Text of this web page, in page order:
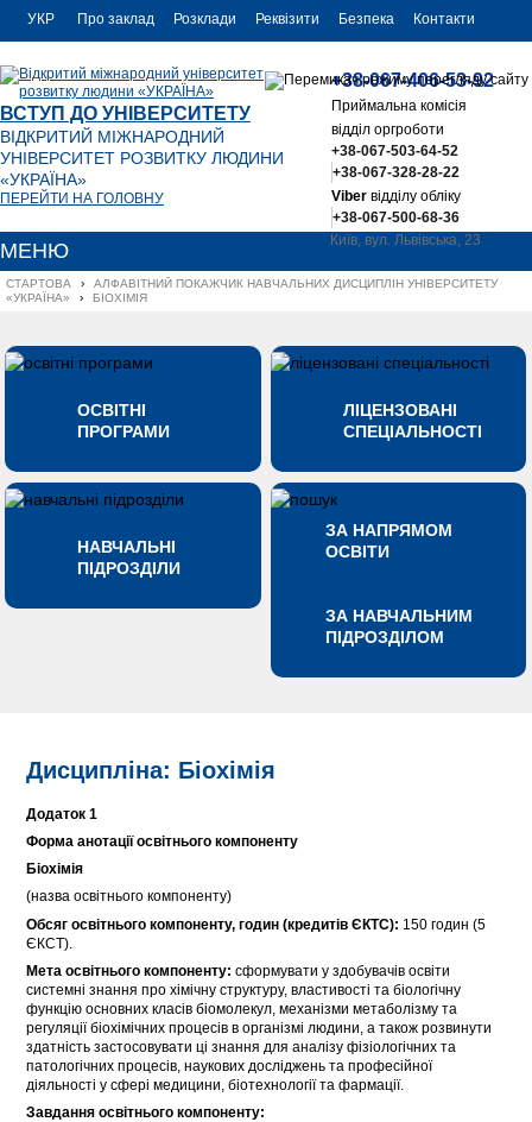
УКР
ENG
Про заклад Розклади Реквізити Безпека Контакти
ВСТУП ДО УНІВЕРСИТЕТУ
ВІДКРИТИЙ МІЖНАРОДНИЙ
УНІВЕРСИТЕТ РОЗВИТКУ ЛЮДИНИ
«УКРАЇНА»
ПЕРЕЙТИ НА ГОЛОВНУ
+38-067-406-53-92
Приймальна комісія
відділ оргроботи
+38-067-503-64-52
+38-067-328-28-22
Viberвідділу обліку
+38-067-500-68-36
Київ, вул. Львівська, 23
МЕНЮ
СТАРТОВА ›
АЛФАВІТНИЙ ПОКАЖЧИК НАВЧАЛЬНИХ ДИСЦИПЛІН УНІВЕРСИТЕТУ
«УКРАЇНА»
› БІОХІМІЯ
ОСВІТНІ
ПРОГРАМИ
ЛІЦЕНЗОВАНІ
СПЕЦІАЛЬНОСТІ
НАВЧАЛЬНІ
ПІДРОЗДІЛИ
ЗА НАПРЯМОМ
ОСВІТИ
ЗА НАВЧАЛЬНИМ
ПІДРОЗДІЛОМ
Дисципліна: Біохімія
Додаток 1
Форма анотації освітнього компоненту
Біохімія
(назва освітнього компоненту)
Обсяг освітнього компоненту, годин (кредитів ЄКТС): 150 годин (5
ЄКСТ).
Мета освітнього компоненту:сформувати у здобувачів освіти
системні знання про хімічну структуру, властивості та біологічну
функцію основних класів біомолекул, механізми метаболізму та
регуляції біохімічних процесів в організмі людини, а також розвинути
здатність застосовувати ці знання для аналізу фізіологічних та
патологічних процесів, наукових досліджень та професійної
діяльності у сфері медицини, біотехнології та фармації.
Завдання освітнього компоненту: